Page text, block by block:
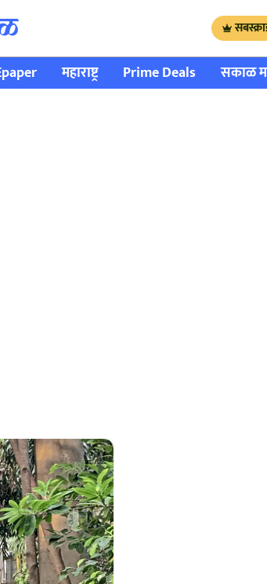
महाराष्ट्र Prime Deals सकाळ